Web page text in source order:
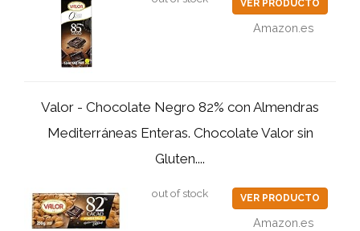
VER PRODUCTO
Amazon.es
Valor - Chocolate Negro 82% con Almendras
Mediterráneas Enteras. Chocolate Valor sin
Gluten....
out of stock VER PRODUCTO
Amazon.es